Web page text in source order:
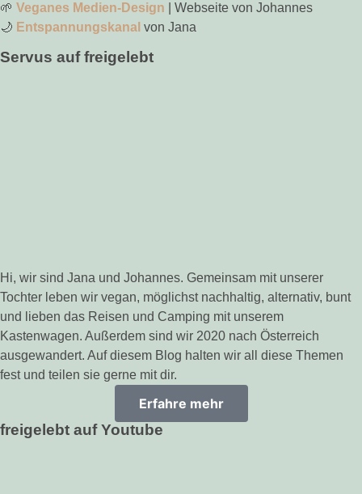
🌱 Veganes Medien-Design
| Webseite von Johannes
🌙 Entspannungskanal von Jana
Servus auf freigelebt
Hi, wir sind Jana und Johannes. Gemeinsam mit unserer
Tochter leben wir vegan, möglichst nachhaltig, alternativ, bunt
und lieben das Reisen und Camping mit unserem
Kastenwagen. Außerdem sind wir 2020 nach Österreich
ausgewandert. Auf diesem Blog halten wir all diese Themen
fest und teilen sie gerne mit dir.
Erfahre mehr
freigelebt auf Youtube